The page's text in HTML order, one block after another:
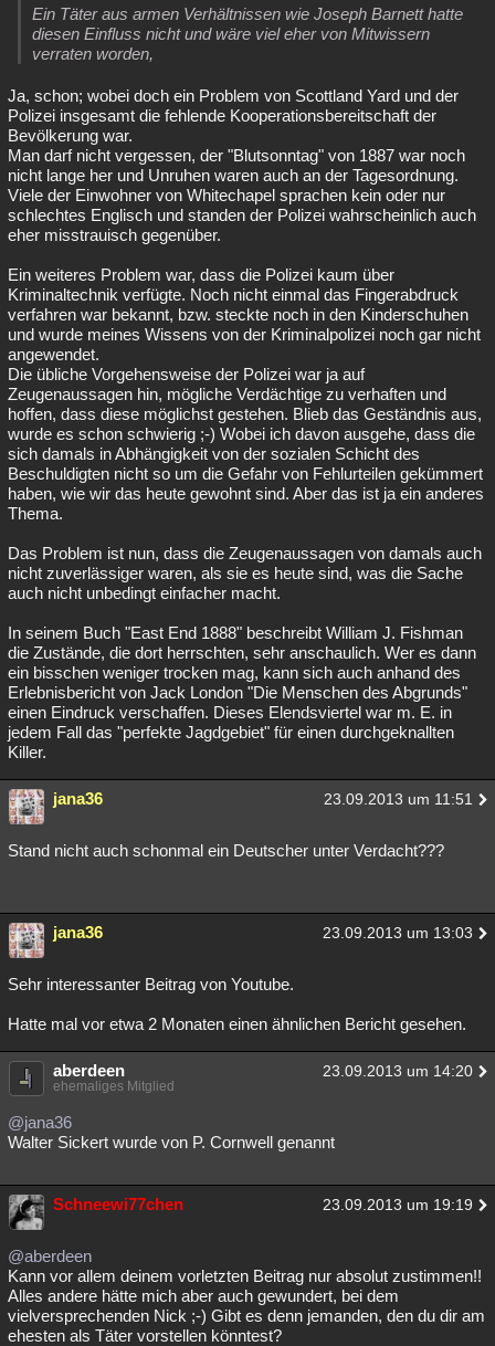
Ein Täter aus armen Verhältnissen wie Joseph Barnett hatte
diesen Einfluss nicht und wäre viel eher von Mitwissern
verraten worden,
Ja, schon; wobei doch ein Problem von Scottland Yard und der
Polizei insgesamt die fehlende Kooperationsbereitschaft der
Bevölkerung war.
Man darf nicht vergessen, der "Blutsonntag" von 1887 war noch
nicht lange her und Unruhen waren auch an der Tagesordnung.
Viele der Einwohner von Whitechapel sprachen kein oder nur
schlechtes Englisch und standen der Polizei wahrscheinlich auch
eher misstrauisch gegenüber.
Ein weiteres Problem war, dass die Polizei kaum über
Kriminaltechnik verfügte. Noch nicht einmal das Fingerabdruck
verfahren war bekannt, bzw. steckte noch in den Kinderschuhen
und wurde meines Wissens von der Kriminalpolizei noch gar nicht
angewendet.
Die übliche Vorgehensweise der Polizei war ja auf
Zeugenaussagen hin, mögliche Verdächtige zu verhaften und
hoffen, dass diese möglichst gestehen. Blieb das Geständnis aus,
wurde es schon schwierig ;-) Wobei ich davon ausgehe, dass die
sich damals in Abhängigkeit von der sozialen Schicht des
Beschuldigten nicht so um die Gefahr von Fehlurteilen gekümmert
haben, wie wir das heute gewohnt sind. Aber das ist ja ein anderes
Thema.
Das Problem ist nun, dass die Zeugenaussagen von damals auch
nicht zuverlässiger waren, als sie es heute sind, was die Sache
auch nicht unbedingt einfacher macht.
In seinem Buch "East End 1888" beschreibt William J. Fishman
die Zustände, die dort herrschten, sehr anschaulich. Wer es dann
ein bisschen weniger trocken mag, kann sich auch anhand des
Erlebnisbericht von Jack London "Die Menschen des Abgrunds"
einen Eindruck verschaffen. Dieses Elendsviertel war m. E. in
jedem Fall das "perfekte Jagdgebiet" für einen durchgeknallten
Killer.
jana36 23.09.2013 um 11:51
Stand nicht auch schonmal ein Deutscher unter Verdacht???
jana36 23.09.2013 um 13:03
Sehr interessanter Beitrag von Youtube.
Hatte mal vor etwa 2 Monaten einen ähnlichen Bericht gesehen.
aberdeen 23.09.2013 um 14:20
ehemaliges Mitglied
@jana36
Walter Sickert wurde von P. Cornwell genannt
Schneewi77chen 23.09.2013 um 19:19
@aberdeen
Kann vor allem deinem vorletzten Beitrag nur absolut zustimmen!!
Alles andere hätte mich aber auch gewundert, bei dem
vielversprechenden Nick ;-) Gibt es denn jemanden, den du dir am
ehesten als Täter vorstellen könntest?